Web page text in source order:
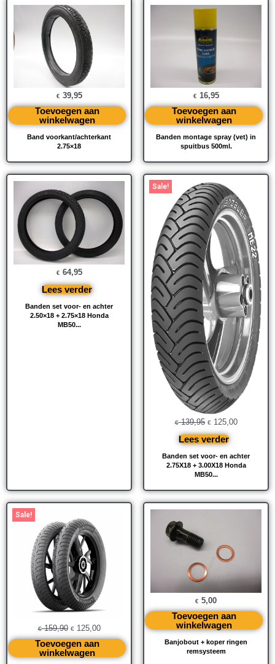
Band voorkant/achterkant
2.75×18
€ 39,95
Toevoegen aan
winkelwagen
Banden montage spray (vet) in
spuitbus 500ml.
€ 16,95
Toevoegen aan
winkelwagen
Banden set voor- en achter
2.50×18 + 2.75×18 Honda
MB50...
€ 64,95
Lees verder
Sale!
Banden set voor- en achter
2.75X18 + 3.00X18 Honda
MB50...
€139,95
Oorspronkelijke
prijs
was:
€ 139,95.
€125,00
Huidige
is:
€ 125,00.
Lees verder
Sale!
€159,90
Oorspronkelijke
was:
€ 159,90.
€125,00
Huidige
€ 125,00.
Toevoegen aan
winkelwagen
Banjobout + koper ringen
remsysteem
€ 5,00
Toevoegen aan
winkelwagen